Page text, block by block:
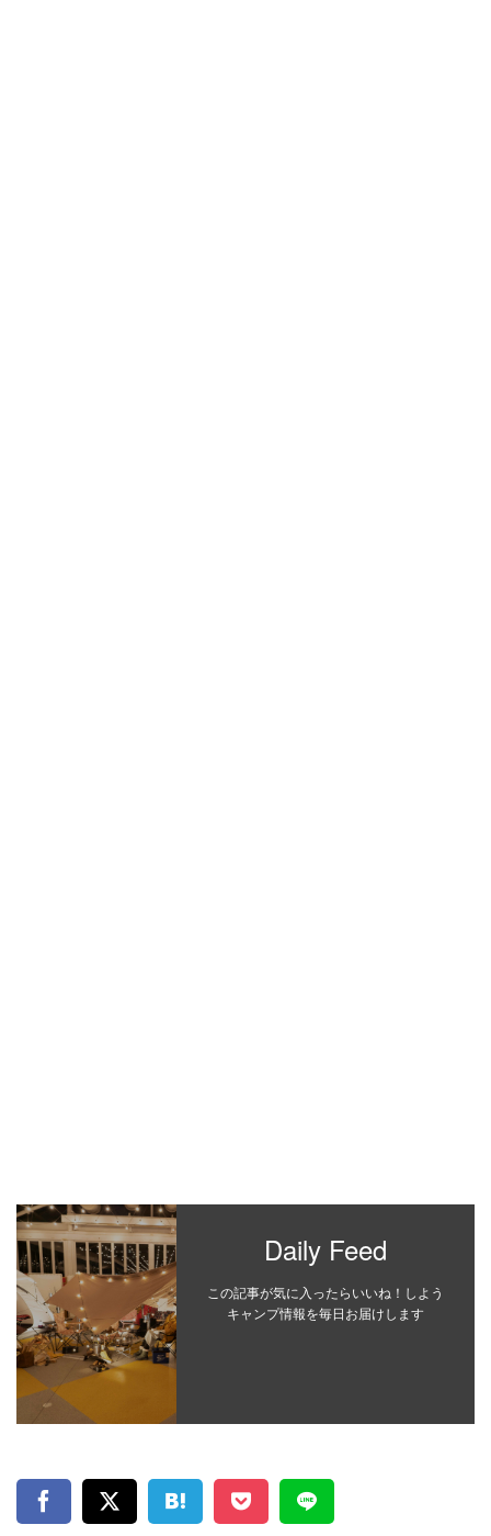
Daily Feed
この記事が気に入ったらいいね！しよう
キャンプ情報を毎日お届けします